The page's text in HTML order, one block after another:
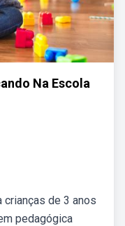
Na Escola
de 3 anos
pedagógica